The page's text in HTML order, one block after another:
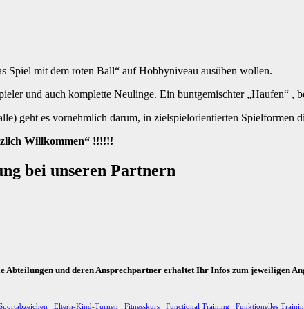
Spiel mit dem roten Ball“ auf Hobbyniveau ausüben wollen.
und auch komplette Neulinge. Ein buntgemischter „Haufen“ ,
geht es vornehmlich darum, in zielspielorientierten Spielformen
Willkommen“ !!!!!!
bei unseren Partnern
Abteilungen und deren Ansprechpartner erhaltet Ihr Infos zum jeweiligen
Eltern-Kind-Turnen Fitnesskurs Functional Training Funktionelles